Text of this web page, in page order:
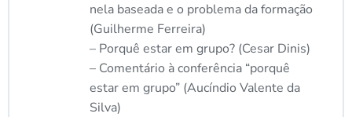
nela baseada e o problema da formação
(Guilherme Ferreira)
– Porquê estar em grupo? (Cesar Dinis)
– Comentário à conferência “porquê
estar em grupo” (Aucíndio Valente da
Silva)